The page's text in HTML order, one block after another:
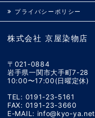
株式会社 京屋染物店
〒021-0884
岩手県一関市大手町7-28
10:00〜17:00(日曜定休)
TEL: 0191-23-5161
FAX: 0191-23-3660
E-MAIL: info@kyo-ya.net
プライバシーポリシー